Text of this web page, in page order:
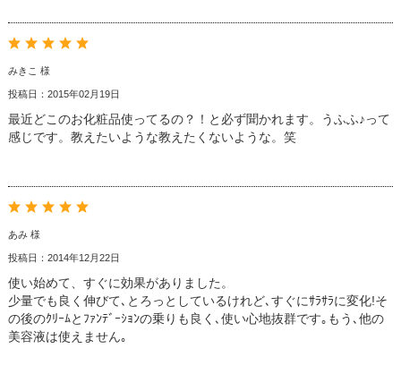
みきこ 様
投稿日：2015年02月19日
最近どこのお化粧品使ってるの？！と必ず聞かれます。うふふ♪って
感じです。教えたいような教えたくないような。笑
あみ 様
投稿日：2014年12月22日
使い始めて、すぐに効果がありました。
少量でも良く伸びて､とろっとしているけれど､すぐにｻﾗｻﾗに変化!そ
の後のｸﾘｰﾑとﾌｧﾝﾃﾞｰｼｮﾝの乗りも良く､使い心地抜群です｡もう､他の
美容液は使えません｡